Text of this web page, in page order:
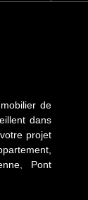
de
dans
projet
Pont
de notre